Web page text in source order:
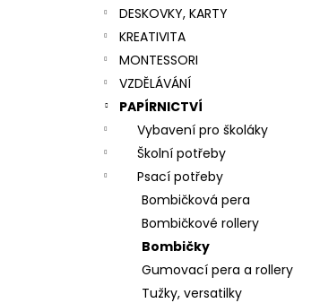
DESKOVKY, KARTY
KREATIVITA
MONTESSORI
VZDĚLÁVÁNÍ
PAPÍRNICTVÍ
Vybavení pro školáky
Školní potřeby
Psací potřeby
Bombičková pera
Bombičkové rollery
Bombičky
Gumovací pera a rollery
Tužky, versatilky
SENTOSPHERE SLIME - TOVÁRNA NA
VÝROBU SLIZŮ
606 Kč